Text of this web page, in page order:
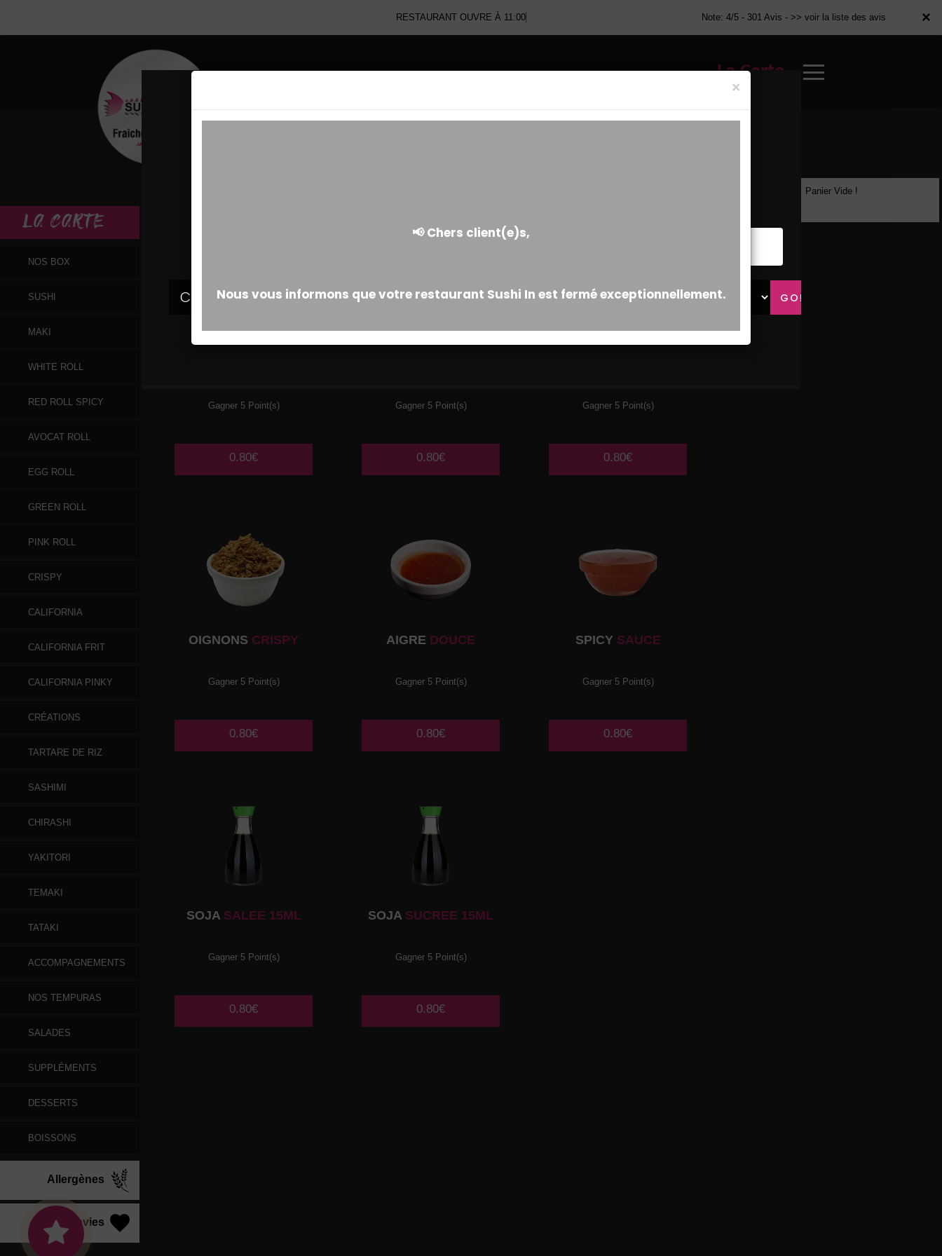
×
RESTAURANT OUVRE À 11:00 Note: 4/5 - 301 Avis - >> voir la liste des avis
La Carte
×
LA CARTE
NOS BOX
SUSHI
MAKI
WHITE ROLL
RED ROLL SPICY
AVOCAT ROLL
EGG ROLL
GREEN ROLL
PINK ROLL
CRISPY
CALIFORNIA
CALIFORNIA FRIT
CALIFORNIA PINKY
CRÉATIONS
TARTARE DE RIZ
SASHIMI
CHIRASHI
YAKITORI
TEMAKI
TATAKI
ACCOMPAGNEMENTS
NOS TEMPURAS
SALADES
SUPPLÉMENTS
DESSERTS
BOISSONS
Allergènes
Vos Envies
Gagner 5 Point(s)
0.80€
Gagner 5 Point(s)
0.80€
Gagner 5 Point(s)
0.80€
OIGNONS CRISPY
Gagner 5 Point(s)
0.80€
AIGRE DOUCE
Gagner 5 Point(s)
0.80€
SPICYSAUCE
Gagner 5 Point(s)
0.80€
SOJASALEE 15ML
Gagner 5 Point(s)
0.80€
SOJA SUCREE 15ML
Gagner 5 Point(s)
0.80€
Panier Vide !
×